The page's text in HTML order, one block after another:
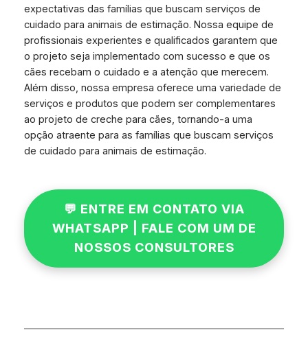
expectativas das famílias que buscam serviços de
cuidado para animais de estimação. Nossa equipe de
profissionais experientes e qualificados garantem que
o projeto seja implementado com sucesso e que os
cães recebam o cuidado e a atenção que merecem.
Além disso, nossa empresa oferece uma variedade de
serviços e produtos que podem ser complementares
ao projeto de creche para cães, tornando-a uma
opção atraente para as famílias que buscam serviços
de cuidado para animais de estimação.